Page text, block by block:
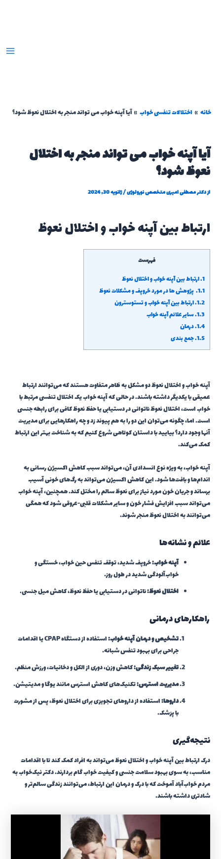
خانه اختلالات تنفسی خواب آیا آپنه خواب می تواند منجر به اختلال نعوظ شود؟
آیا آپنه خواب می تواند منجر به اختلال
نعوظ شود؟
ازدکتر مصطفی امیری متخصص نورولوژی/ژانویه 30, 2024
ارتباط بین آپنه خواب و اختلال نعوظ
فهرست
1. ارتباط بین آپنه خواب و اختلال نعوظ
1.1. پژوهش ها در مورد خروپف و مشکلات نعوظ
1.2. ارتباط بین آپنه خواب و تستوسترون
1.3. سایر علائم آپنه خواب
1.4. درمان
1.5. جمع بندی
آپنه خواب و اختلال نعوظ دو مشکل به ظاهر متفاوت هستند که می‌توانند ارتباط
عمیقی با یکدیگر داشته باشند. در حالی که آپنه خواب یک اختلال تنفسی مرتبط با
خواب است، اختلال نعوظ ناتوانی در دستیابی یا حفظ نعوظ کافی برای رابطه جنسی
است. اما، چگونه می‌توان این دو را به هم پیوند زد و چه راهکارهایی برای مدیریت
آنها وجود دارد؟ بیایید با داستان کوتاهی شروع کنیم که به شناخت بهتر این ارتباط
کمک می‌کند.
آپنه خواب، به ویژه نوع انسدادی آن، می‌تواند سبب کاهش اکسیژن رسانی به
اندام‌ها و بافت‌ها شود. این کاهش اکسیژن می‌تواند به رگ‌های خونی آسیب
برساند و جریان خون مورد نیاز برای نعوظ سالم را مختل کند. همچنین، آپنه خواب
می‌تواند سبب افزایش فشار خون و سایر مشکلات قلبی-عروقی شود که همگی
می‌توانند به اختلال نعوظ منجر شوند.
علائم و نشانه‌ها
آپنه خواب:خروپف شدید، توقف تنفس حین خواب، خستگی و
خواب‌آلودگی شدید در طول روز.
اختلال نعوظ:ناتوانی در دستیابی یا حفظ نعوظ، کاهش میل جنسی.
راهکارهای درمانی
تشخیص و درمان آپنه خواب:
استفاده از دستگاه CPAP یا اقدامات
جراحی برای بهبود تنفس شبانه.
تغییر سبک زندگی:کاهش وزن، دوری از الکل و دخانیات، ورزش منظم.
مدیریت استرس:تکنیک‌های کاهش استرس مانند یوگا و مدیتیشن.
داروها:استفاده از داروهای تجویزی برای اختلال نعوظ، پس از مشورت
با پزشک.
نتیجه‌گیری
درک ارتباط بین آپنه خواب و اختلال نعوظ می‌تواند به افراد کمک کند تا با اقدامات
مناسب، به سوی بهبود سلامت جنسی و کیفیت خواب گام بردارند. دکتر نیک‌خواب به
مردم خواب‌آباد آموخت که با درک و درمان این ارتباط، می‌توانند زندگی سالم‌تر و
شادتری داشته باشند.